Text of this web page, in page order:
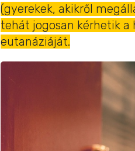
(gyerekek, akikről
tehát jogosan kérhetik a
eutanáziáját.